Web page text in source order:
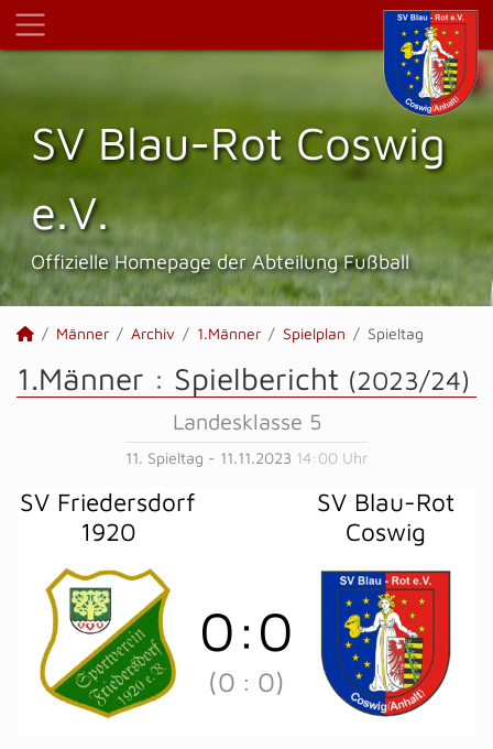
SV Blau-Rot Coswig
e.V.
Offizielle Homepage der Abteilung Fußball
Männer Archiv 1.Männer Spielplan Spieltag
1.Männer : Spielbericht (2023/24)
Landesklasse 5
11. Spieltag - 11.11.2023 14:00 Uhr
SV Friedersdorf
1920
SV Blau-Rot
Coswig
0:0
(0 : 0)